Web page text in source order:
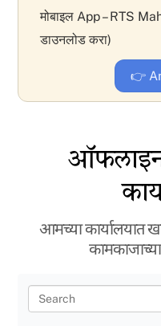
मोबाइल App – RTS
डाउनलोड करा)
👉
आमच्या कार्यालयात